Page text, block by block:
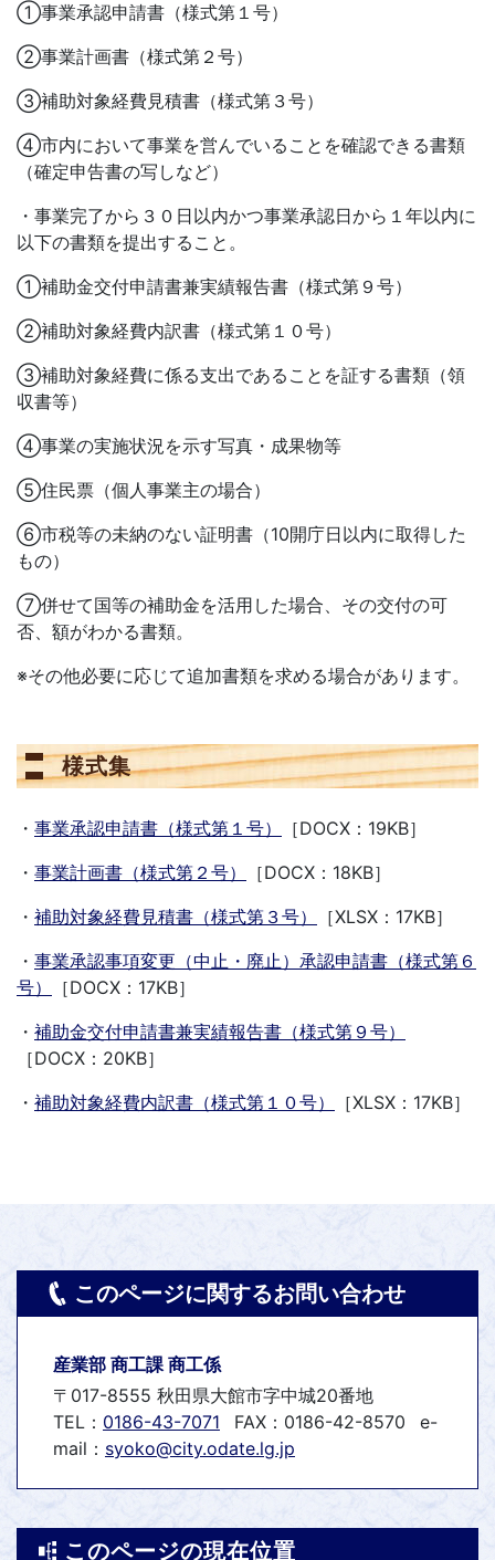
①事業承認申請書（様式第１号）
②事業計画書（様式第２号）
③補助対象経費見積書（様式第３号）
④市内において事業を営んでいることを確認できる書類
（確定申告書の写しなど）
・事業完了から３０日以内かつ事業承認日から１年以内に
以下の書類を提出すること。
①補助金交付申請書兼実績報告書（様式第９号）
②補助対象経費内訳書（様式第１０号）
③補助対象経費に係る支出であることを証する書類（領
収書等）
④事業の実施状況を示す写真・成果物等
⑤住民票（個人事業主の場合）
⑥市税等の未納のない証明書（10開庁日以内に取得した
もの）
⑦併せて国等の補助金を活用した場合、その交付の可
否、額がわかる書類。
※その他必要に応じて追加書類を求める場合があります。
様式集
・ 事業承認申請書（様式第１号）
［DOCX：19KB］
・ 事業計画書（様式第２号）
［DOCX：18KB］
・ 補助対象経費見積書（様式第３号）
［XLSX：17KB］
・ 事業承認事項変更（中止・廃止）承認申請書（様式第６
号）
［DOCX：17KB］
・ 補助金交付申請書兼実績報告書（様式第９号）
［DOCX：20KB］
・ 補助対象経費内訳書（様式第１０号） ［XLSX：17KB］
このページに関するお問い合わせ
産業部 商工課 商工係
〒017-8555 秋田県大館市字中城20番地
TEL： 0186-43-7071 FAX：0186-42-8570
e-
mail： syoko@city.odate.lg.jp
このページの現在位置